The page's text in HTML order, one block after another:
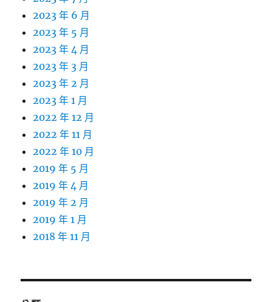
2023 年 6 月
2023 年 5 月
2023 年 4 月
2023 年 3 月
2023 年 2 月
2023 年 1 月
2022 年 12 月
2022 年 11 月
2022 年 10 月
2019 年 5 月
2019 年 4 月
2019 年 2 月
2019 年 1 月
2018 年 11 月